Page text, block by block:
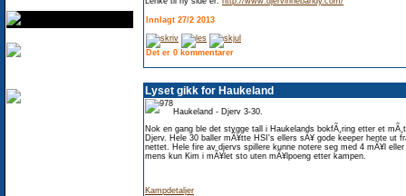
Innlagt 27/2 2013
Det er 0 kommentarer
Lyset gikk for Haukeland
Haukeland - Djerv 3-30.
Nok en gang ble det stygge tall i Haukelands bokfÃ¸ring etter et
Djerv. Hele 30 baller mÃ¥tte HSI's ellers sÃ¥ gode keeper hente ut
nettet. Hele fire av djervs spillere kunne notere seg med 4 mÃ¥l eller
mens kun Kim i mÃ¥let sto uten mÃ¥lpoeng etter kampen.
Kampdetaljer